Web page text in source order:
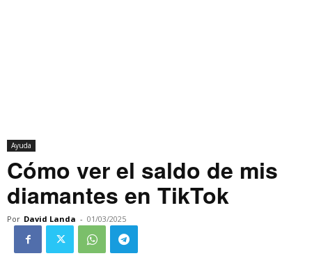
Ayuda
Cómo ver el saldo de mis
diamantes en TikTok
Por David Landa - 01/03/2025